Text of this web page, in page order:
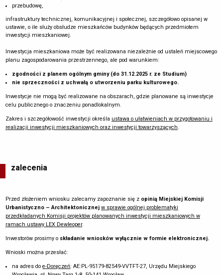
przebudowę,
infrastruktury technicznej, komunikacyjnej i społecznej, szczegółowo opisanej w
ustawie, o ile służy obsłudze mieszkańców budynków będących przedmiotem
inwestycji mieszkaniowej.
Inwestycja mieszkaniowa może być realizowana niezależnie od ustaleń miejscowego
planu zagospodarowania przestrzennego, ale pod warunkiem:
zgodności z planem ogólnym gminy (do 31.12.2025 r. ze Studium)
nie sprzeczności z uchwałą o utworzeniu parku kulturowego.
Inwestycje nie mogą być realizowane na obszarach, gdzie planowane są inwestycje
celu publicznego o znaczeniu ponadlokalnym.
Zakres i szczegółowość inwestycji określa ustawa o ułatwieniach w przygotowaniu i
realizacji inwestycji mieszkaniowych oraz inwestycji towarzyszących.
zalecenia
Przed złożeniem wniosku zalecamy zapoznanie się z opinią Miejskiej Komisji
Urbanistyczno – Architektonicznej w sprawie ogólnej problematyki
przedkładanych Komisji projektów planowanych inwestycji mieszkaniowych w
ramach ustawy LEX Dewleoper.
Inwestorów prosimy o składanie wniosków wyłącznie w formie elektronicznej.
Wnioski można przesłać:
na adres doe-Doręczeń: AE:PL-95179-82549-VVTFT-27, Urzędu Miejskiego